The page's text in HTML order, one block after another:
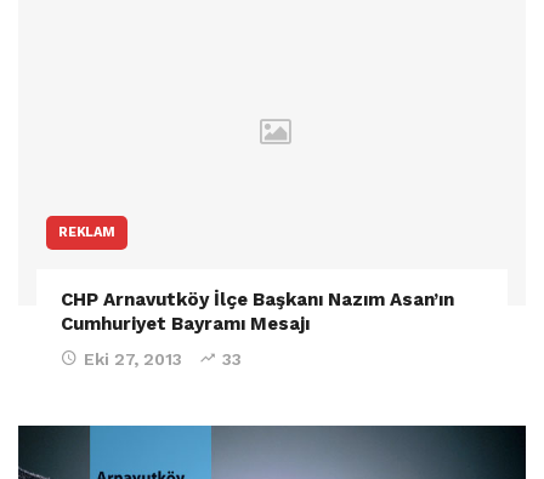
REKLAM
CHP Arnavutköy İlçe Başkanı Nazım Asan’ın
Cumhuriyet Bayramı Mesajı
Eki 27, 2013 33